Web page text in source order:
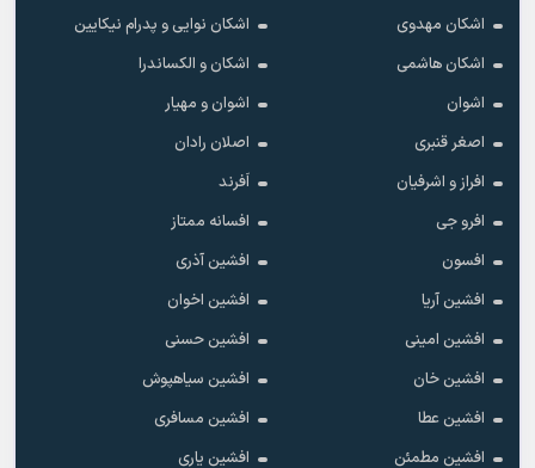
اشکان مهدوی
اشکان نوایی و پدرام نیکایین
اشکان هاشمی
اشکان و الکساندرا
اشوان
اشوان و مهیار
اصغر قنبری
اصلان رادان
افراز و اشرفیان
اَفرند
افرو جی
افسانه ممتاز
افسون
افشین آذری
افشین آریا
افشین اخوان
افشین امینی
افشین حسنی
افشین خان
افشین سیاهپوش
افشین عطا
افشین مسافری
افشین مطمئن
افشین یاری